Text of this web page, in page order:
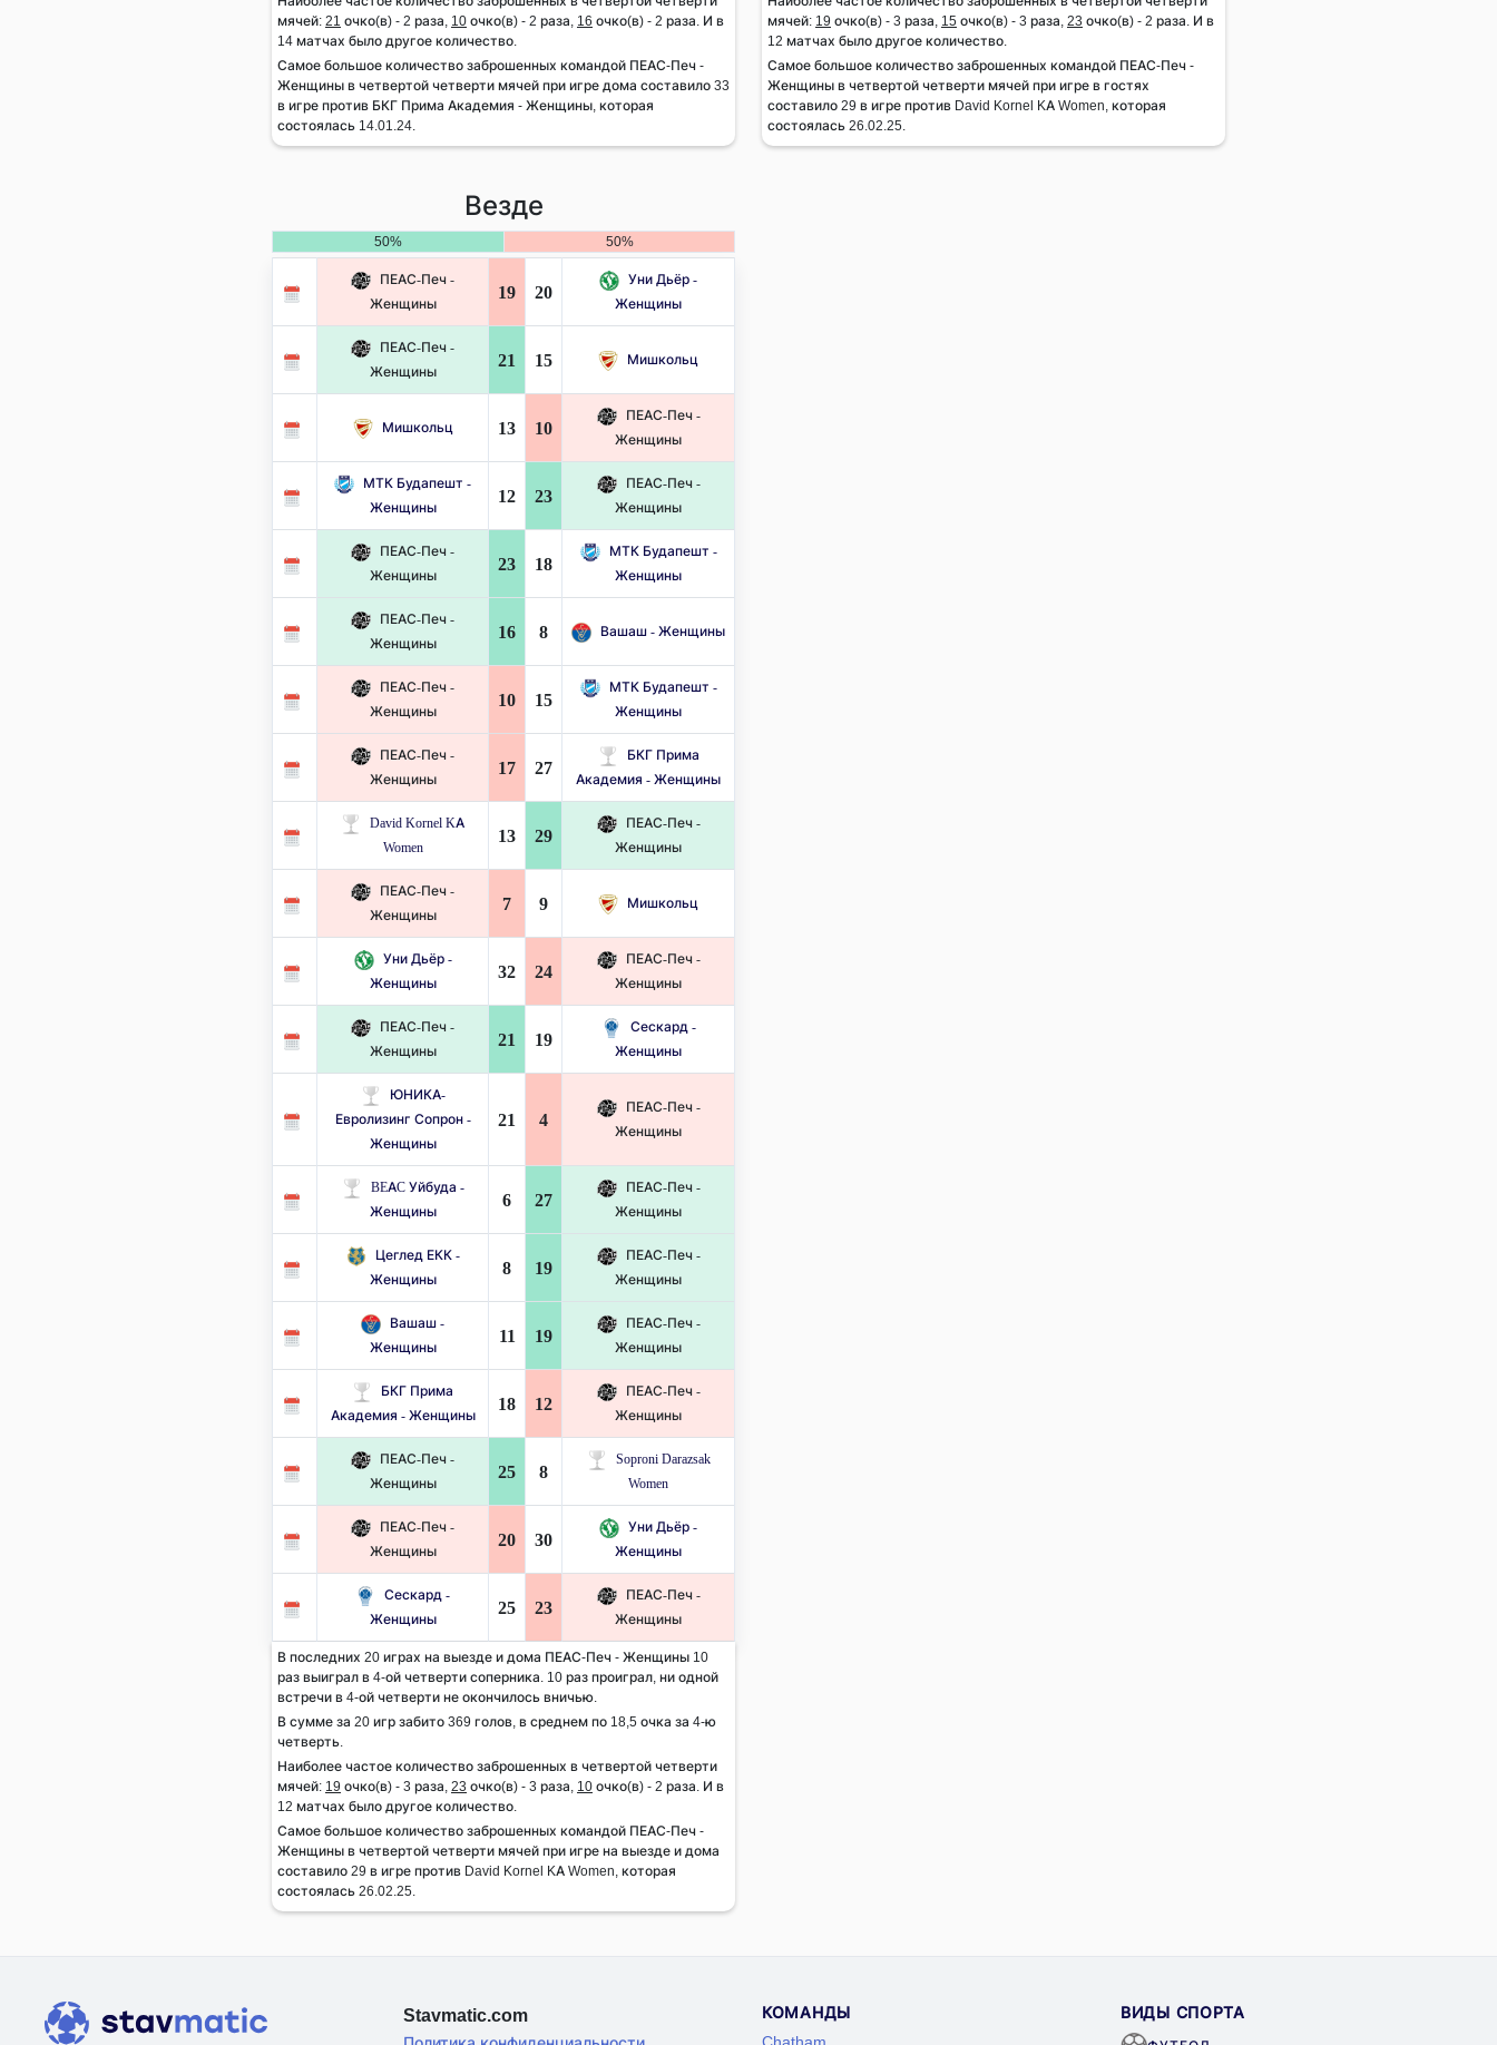
мячей: 21 очко(в) - 2 раза, 10 очко(в) - 2 раза, 16 очко(в) - 2 раза. И в
14 матчах было другое количество.
Самое большое количество заброшенных командой ПЕАС-Печ -
Женщины в четвертой четверти мячей при игре дома составило 33
в игре против БКГ Прима Академия - Женщины, которая
состоялась 14.01.24.
мячей: 19 очко(в) - 3 раза, 15 очко(в) - 3 раза, 23 очко(в) - 2 раза. И в
12 матчах было другое количество.
Самое большое количество заброшенных командой ПЕАС-Печ -
Женщины в четвертой четверти мячей при игре в гостях
составило 29 в игре против David Kornel KA Women, которая
состоялась 26.02.25.
Везде
50% 50%
ПЕАС-Печ -
Женщины
19 20
Уни Дьёр -
Женщины
ПЕАС-Печ -
Женщины
21 15 Мишкольц
Мишкольц 13 10
ПЕАС-Печ -
Женщины
МТК Будапешт -
Женщины
12 23
ПЕАС-Печ -
Женщины
ПЕАС-Печ -
Женщины
23 18
МТК Будапешт -
Женщины
ПЕАС-Печ -
Женщины
16 8 Вашаш - Женщины
ПЕАС-Печ -
Женщины
10 15
МТК Будапешт -
Женщины
ПЕАС-Печ -
Женщины
17 27
БКГ Прима
Академия - Женщины
David Kornel KA
Women
13 29
ПЕАС-Печ -
Женщины
ПЕАС-Печ -
Женщины
7 9 Мишкольц
Уни Дьёр -
Женщины
32 24
ПЕАС-Печ -
Женщины
ПЕАС-Печ -
Женщины
21 19
Сескард -
Женщины
ЮНИКА-
Евролизинг Сопрон -
Женщины
21 4
ПЕАС-Печ -
Женщины
BEAC Уйбуда -
Женщины
6 27
ПЕАС-Печ -
Женщины
Цеглед ЕКК -
Женщины
8 19
ПЕАС-Печ -
Женщины
Вашаш -
Женщины
11 19
ПЕАС-Печ -
Женщины
БКГ Прима
Академия - Женщины
18 12
ПЕАС-Печ -
Женщины
ПЕАС-Печ -
Женщины
25 8
Soproni Darazsak
Women
ПЕАС-Печ -
Женщины
20 30
Уни Дьёр -
Женщины
Сескард -
Женщины
25 23
ПЕАС-Печ -
Женщины
В последних 20 играх на выезде и дома ПЕАС-Печ - Женщины 10
раз выиграл в 4-ой четверти соперника. 10 раз проиграл, ни одной
встречи в 4-ой четверти не окончилось вничью.
В сумме за 20 игр забито 369 голов, в среднем по 18,5 очка за 4-ю
четверть.
Наиболее частое количество заброшенных в четвертой четверти
мячей: 19 очко(в) - 3 раза, 23 очко(в) - 3 раза, 10 очко(в) - 2 раза. И в
12 матчах было другое количество.
Самое большое количество заброшенных командой ПЕАС-Печ -
Женщины в четвертой четверти мячей при игре на выезде и дома
составило 29 в игре против David Kornel KA Women, которая
состоялась 26.02.25.
Stavmatic.com
КОМАНДЫ
Chatham
ВИДЫ СПОРТА